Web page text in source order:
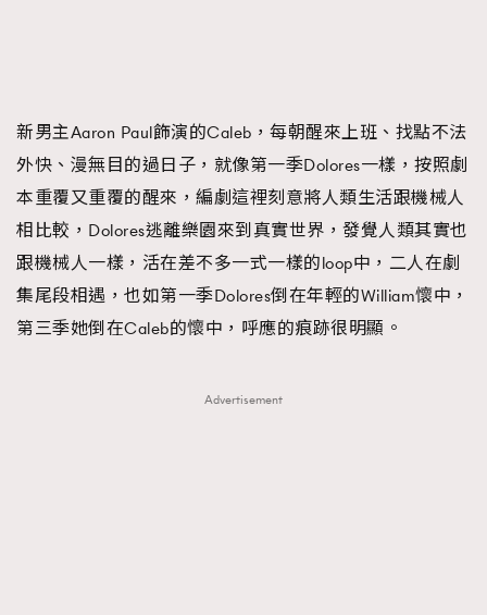
新男主Aaron Paul飾演的Caleb，每朝醒來上班、找點不法
外快、漫無目的過日子，就像第一季Dolores一樣，按照劇
本重覆又重覆的醒來，編劇這裡刻意將人類生活跟機械人
相比較，Dolores逃離樂園來到真實世界，發覺人類其實也
跟機械人一樣，活在差不多一式一樣的loop中，二人在劇
集尾段相遇，也如第一季Dolores倒在年輕的William懷中，
第三季她倒在Caleb的懷中，呼應的痕跡很明顯。
Advertisement